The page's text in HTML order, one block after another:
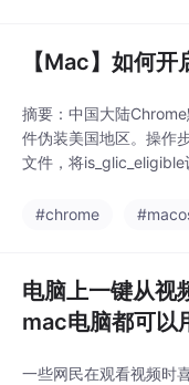
与全球进化网络，贡献
【Mac】如何
摘要：中国大陆
件伪装美国地区。操作
文件，将
e即可启用该功能。（99
#chrome
电脑上一键从
mac电脑都可以
一些网民在观看视频时